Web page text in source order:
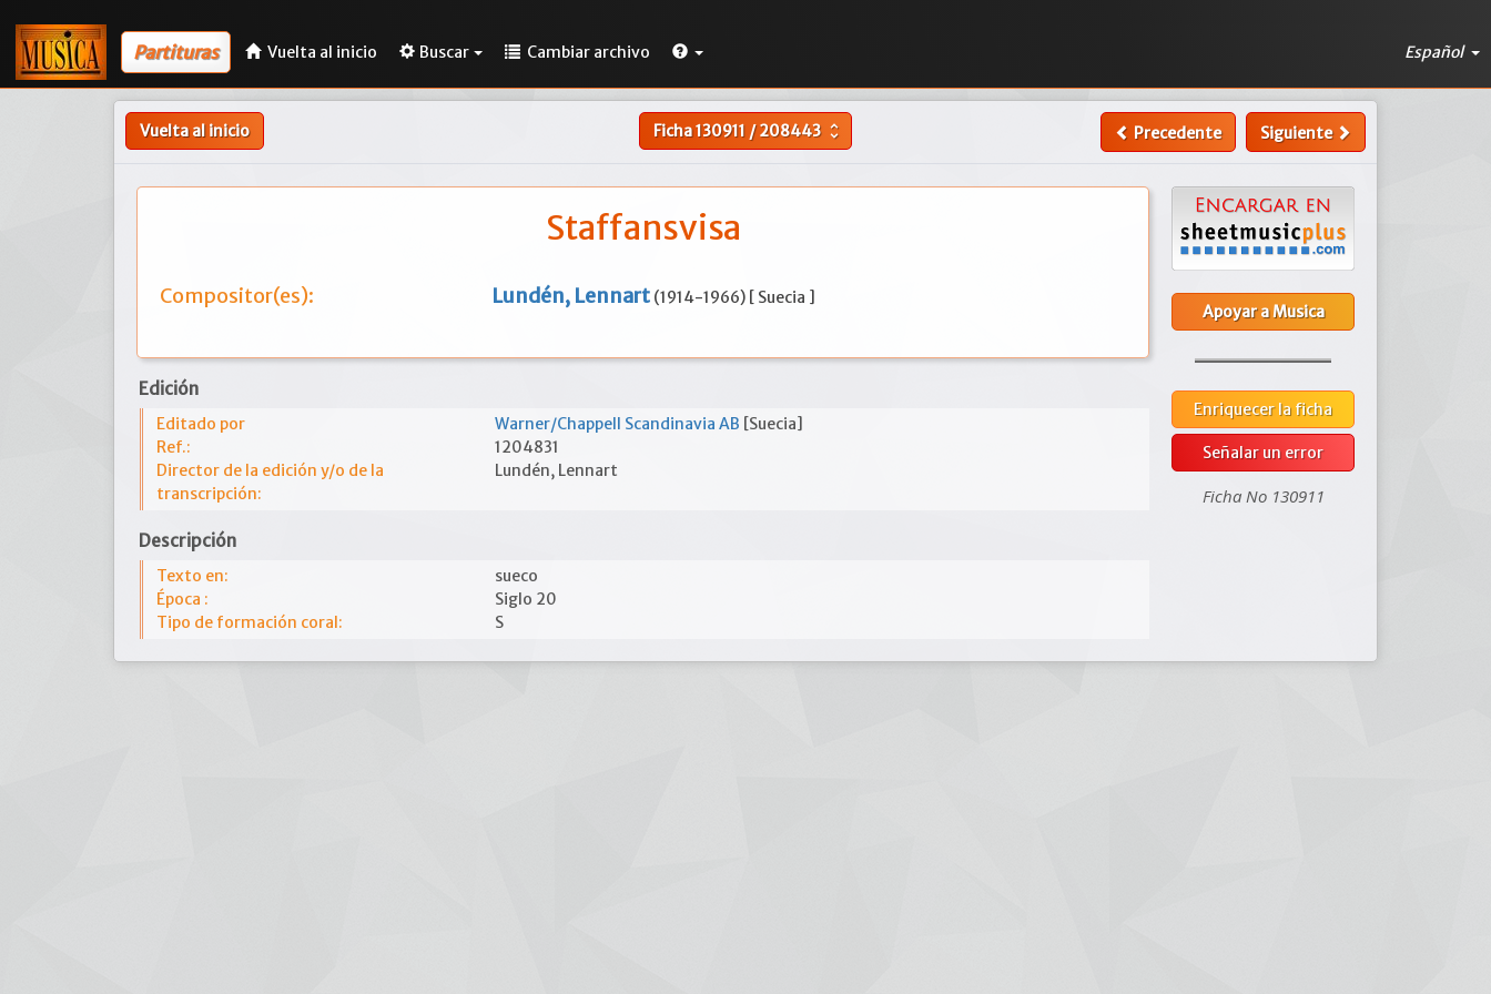
Partituras Vuelta al inicio Buscar Cambiar archivo Español
Vuelta al inicio Ficha130911/208443 unfold_more Precedente Siguiente
Staffansvisa
Compositor(es): Lundén, Lennart (1914-1966) [ Suecia ]
Edición
Editado por Warner/Chappell Scandinavia AB [Suecia]
Ref.:
1204831
Director de la edición y/o de la
transcripción:
Lundén, Lennart
Descripción
Texto en:
sueco
Época :
Siglo 20
Tipo de formación coral:
S
Apoyar a Musica
Enriquecer la ficha
Señalar un error
Ficha No 130911